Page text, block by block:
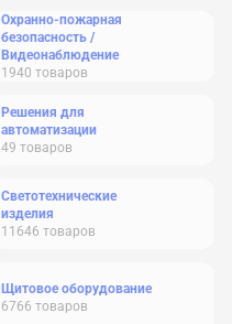
Охранно-пожарная
безопасность /
Видеонаблюдение
1940 товаров
Решения для
автоматизации
49 товаров
Светотехнические
изделия
11646 товаров
Щитовое оборудование
6766 товаров